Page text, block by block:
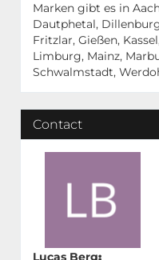
Marken gibt es in
Dautphetal,
Fritzlar, Gießen,
Limburg, Mainz,
Schwalmstadt,
Contact
Lucas Berg: